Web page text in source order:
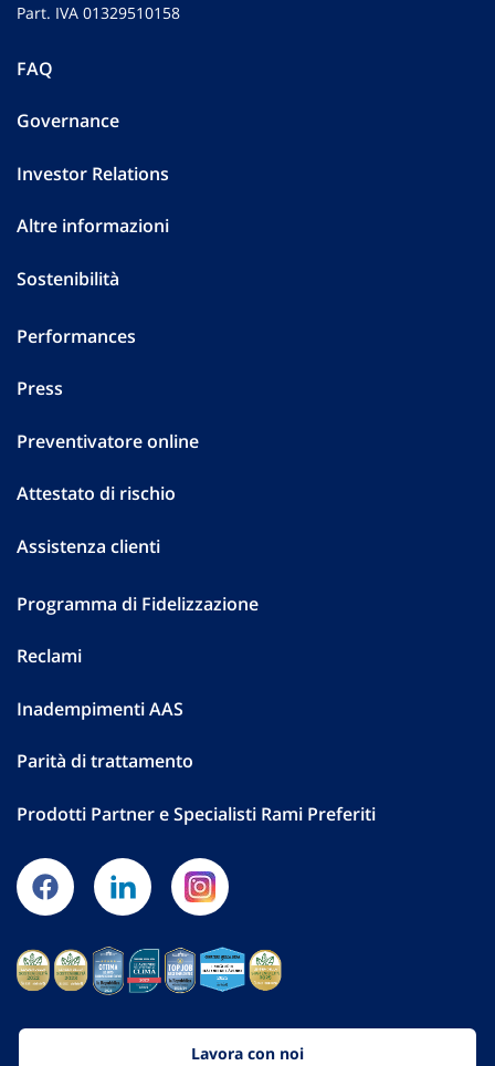
Part. IVA 01329510158
FAQ
Governance
Investor Relations
Altre informazioni
Sostenibilità
Performances
Press
Preventivatore online
Attestato di rischio
Assistenza clienti
Programma di Fidelizzazione
Reclami
Inadempimenti AAS
Parità di trattamento
Prodotti Partner e Specialisti Rami Preferiti
Lavora con noi